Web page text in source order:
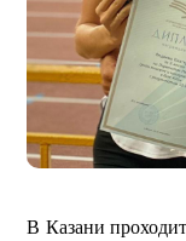
В Казани